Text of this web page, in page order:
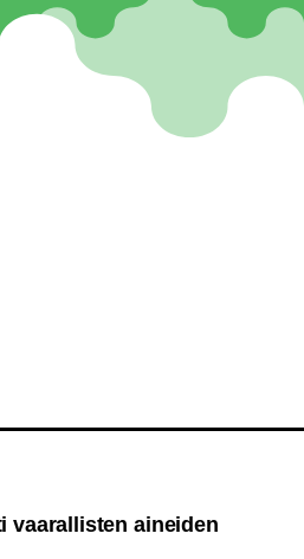
vaarallisten aineiden